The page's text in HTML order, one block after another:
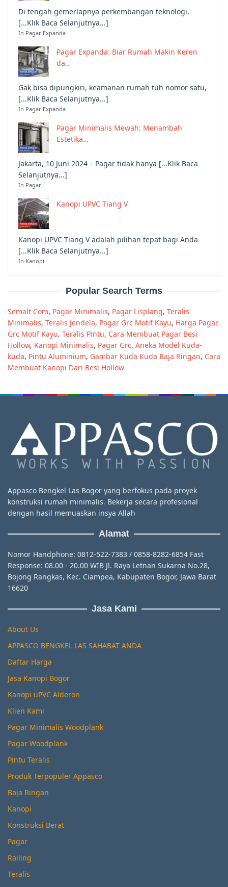
Di tengah gemerlapnya perkembangan teknologi,
[...Klik Baca Selanjutnya...]
In Pagar Expanda
Pagar Expanda: Biar Rumah Makin Keren
da…
Gak bisa dipungkiri, keamanan rumah tuh nomor satu,
[...Klik Baca Selanjutnya...]
In Pagar Expanda
Pagar Minimalis Mewah: Menambah
Estetika…
Jakarta, 10 Juni 2024 – Pagar tidak hanya [...Klik Baca
Selanjutnya...]
In Pagar
Kanopi UPVC Tiang V
Kanopi UPVC Tiang V adalah pilihan tepat bagi Anda
[...Klik Baca Selanjutnya...]
In Kanopi
Popular Search Terms
Semalt Com, Pagar Minimalis, Pagar Lisplang, Teralis
Minimalis, Teralis Jendela, Pagar Grc Motif Kayu, Harga Pagar
Grc Motif Kayu, Teralis Pintu, Cara Membuat Pagar Besi
Hollow, Kanopi Minimalis, Pagar Grc, Aneka Model Kuda-
kuda, Pintu Aluminium, Gambar Kuda Kuda Baja Ringan, Cara
Membuat Kanopi Dari Besi Hollow
Appasco Bengkel Las Bogor yang berfokus pada proyek
konstruksi rumah minimalis. Bekerja secara profesional
dengan hasil memuaskan insya Allah
Alamat
Nomor Handphone: 0812-522-7383 / 0858-8282-6854 Fast
Response: 08.00 - 20.00 WIB Jl. Raya Letnan Sukarna No.28,
Bojong Rangkas, Kec. Ciampea, Kabupaten Bogor, Jawa Barat
16620
Jasa Kami
About Us
APPASCO BENGKEL LAS SAHABAT ANDA
Daftar Harga
Jasa Kanopi Bogor
Kanopi uPVC Alderon
Klien Kami
Pagar Minimalis Woodplank
Pagar Woodplank
Pintu Teralis
Produk Terpopuler Appasco
Baja Ringan
Kanopi
Konstruksi Berat
Pagar
Railing
Teralis